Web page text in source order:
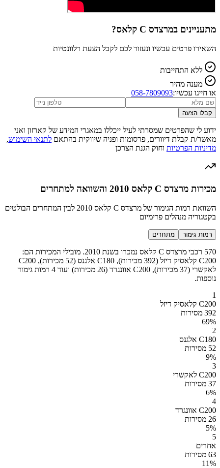
מתעניינים במרצדס C קלאס ?
השאירו פרטים עכשיו ונעזור לכם לקבל הצעת רלוונטיות
ללא התחייבות
מענה מהיר
או חייגו עכשיו:058-7809093
קבלו הצעה
ידוע לי שהפרטים שמסרתי לעיל ייכללו במאגרי המידע של קארזון ואני
מאשר/ת קבלת דיוורים, פרסומות ופניה שיווקית בהתאם לתנאי השימוש,
מדיניות הפרטיות וחוק הגנת הצרכן
מכירות מרצדס C קלאס 2010 והשוואה למתחרים
השוואת רמות הגימור של מרצדס C קלאס 2010 לבין המתחרים הבולטים
בקטגוריה מנהלים פרימיום
רמות גימור מתחרים
570 רכבי מרצדס C קלאס נמכרו בשנת 2010. מובילי המכירות הם:
C200 קלאסיק דיזל (392 מכירות), C180 אלגנס (52 מכירות), C200
לאקשרי (37 מכירות), C200 אוונגרד (26 מכירות) ועוד 4 רמות גימור
נוספות.
1
C200 קלאסיק דיזל
392 מסירות
69%
2
C180 אלגנס
52 מסירות
9%
3
C200 לאקשרי
37 מסירות
6%
4
C200 אוונגרד
26 מסירות
5%
5
אחרים
63 מסירות
11%